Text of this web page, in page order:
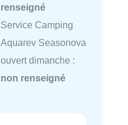
renseigné
Service Camping
Aquarev Seasonova
ouvert dimanche :
non renseigné